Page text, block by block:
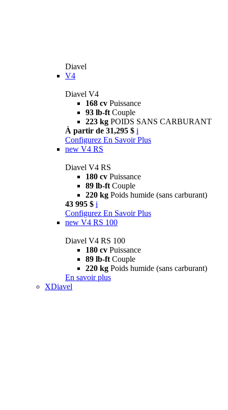
Diavel
V4
Diavel V4
168 cv Puissance
93 lb-ft Couple
223 kg POIDS SANS CARBURANT
À partir de 31,295 $ i
Configurez En Savoir Plus
new V4 RS
Diavel V4 RS
180 cv Puissance
89 lb-ft Couple
220 kg Poids humide (sans carburant)
43 995 $ i
Configurez En Savoir Plus
new V4 RS 100
Diavel V4 RS 100
180 cv Puissance
89 lb-ft Couple
220 kg Poids humide (sans carburant)
En savoir plus
XDiavel